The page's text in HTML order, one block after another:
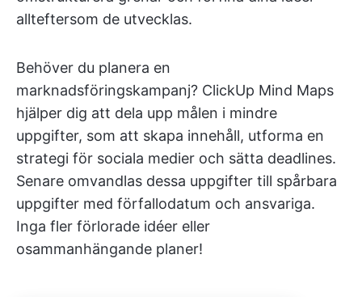
allteftersom de utvecklas.
Behöver du planera en
marknadsföringskampanj? ClickUp Mind Maps
hjälper dig att dela upp målen i mindre
uppgifter, som att skapa innehåll, utforma en
strategi för sociala medier och sätta deadlines.
Senare omvandlas dessa uppgifter till spårbara
uppgifter med förfallodatum och ansvariga.
Inga fler förlorade idéer eller
osammanhängande planer!